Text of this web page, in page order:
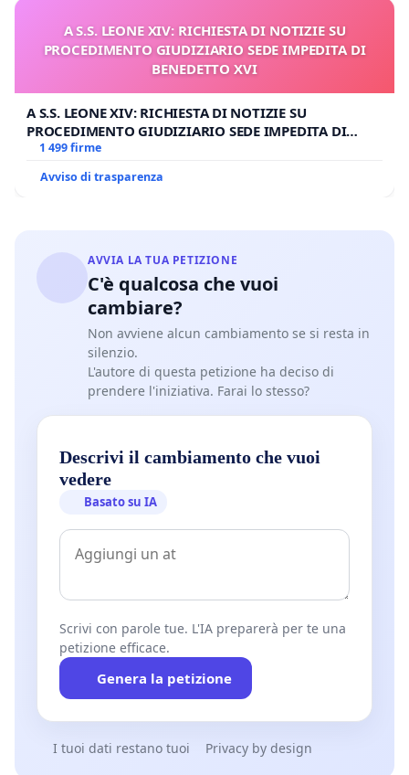
A S.S. LEONE XIV: RICHIESTA DI NOTIZIE SU
PROCEDIMENTO GIUDIZIARIO SEDE IMPEDITA DI
BENEDETTO XVI
A S.S. LEONE XIV: RICHIESTA DI NOTIZIE SU
PROCEDIMENTO GIUDIZIARIO SEDE IMPEDITA DI
BENEDETTO XVI
1 499 firme
Avviso di trasparenza
AVVIA LA TUA PETIZIONE
C'è qualcosa che vuoi
cambiare?
Non avviene alcun cambiamento se si resta in
silenzio.
L'autore di questa petizione ha deciso di
prendere l'iniziativa. Farai lo stesso?
Descrivi il cambiamento che vuoi
vedere
Basato su IA
Scrivi con parole tue. L'IA preparerà per te una
petizione efficace.
Genera la petizione
I tuoi dati restano tuoi Privacy by design